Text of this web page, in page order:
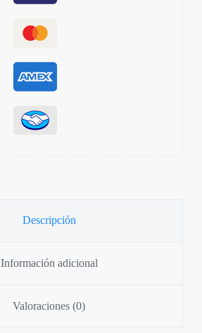
Descripción
Información adicional
Valoraciones (0)